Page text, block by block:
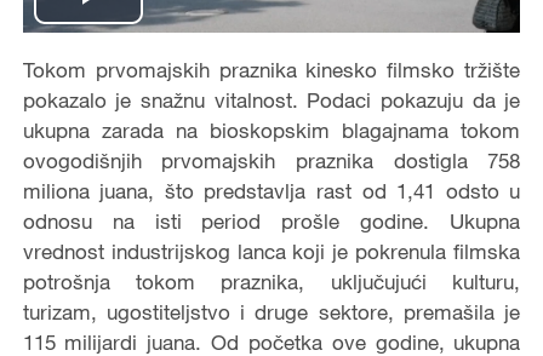
Play
Video
Tokom prvomajskih praznika kinesko filmsko tržište
pokazalo je snažnu vitalnost. Podaci pokazuju da je
ukupna zarada na bioskopskim blagajnama tokom
ovogodišnjih prvomajskih praznika dostigla 758
miliona juana, što predstavlja rast od 1,41 odsto u
odnosu na isti period prošle godine. Ukupna
vrednost industrijskog lanca koji je pokrenula filmska
potrošnja tokom praznika, uključujući kulturu,
turizam, ugostiteljstvo i druge sektore, premašila je
115 milijardi juana. Od početka ove godine, ukupna